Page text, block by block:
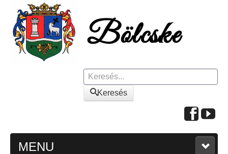
Keresés
Keresés
MENU